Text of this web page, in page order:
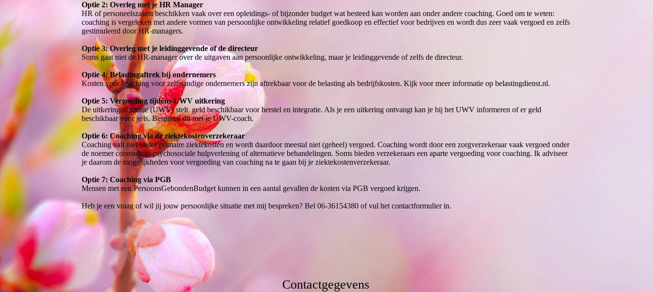
Optie 2: Overleg met je HR Manager
HR of personeelszaken beschikken vaak over een opleidings- of bijzonder budget wat besteed kan worden aan onder andere coaching. Goed om te weten:
coaching is vergeleken met andere vormen van persoonlijke ontwikkeling relatief goedkoop en effectief voor bedrijven en wordt dus zeer vaak vergoed en zelfs
gestimuleerd door HR-managers.
Optie 3: Overleg met je leidinggevende of de directeur
Soms gaat niet de HR-manager over de uitgaven aan persoonlijke ontwikkeling, maar je leidinggevende of zelfs de directeur.
Optie 4: Belastingaftrek bij ondernemers
Kosten voor coaching voor zelfstandige ondernemers zijn aftrekbaar voor de belasting als bedrijfskosten. Kijk voor meer informatie op belastingdienst.nl.
Optie 5: Vergoeding tijdens UWV uitkering
De uitkeringsinstantie (UWV) stelt geld beschikbaar voor herstel en integratie. Als je een uitkering ontvangt kan je bij het UWV informeren of er geld
beschikbaar voor je is. Bespreek dit met je UWV-coach.
Optie 6: Coaching via de ziektekostenverzekeraar
Coaching valt niet onder primaire ziektekosten en wordt daardoor meestal niet (geheel) vergoed. Coaching wordt door een zorgverzekeraar vaak vergoed onder
de noemer counseling, psychosociale hulpverlening of alternatieve behandelingen. Soms bieden verzekeraars een aparte vergoeding voor coaching. Ik adviseer
je daarom de mogelijkheden voor vergoeding van coaching na te gaan bij je ziektekostenverzekeraar.
Optie 7: Coaching via PGB
Mensen met een PersoonsGebondenBudget kunnen in een aantal gevallen de kosten via PGB vergoed krijgen.
Heb je een vraag of wil jij jouw persoonlijke situatie met mij bespreken? Bel 06-36154380 of vul het contactformulier in.
Contactgegevens